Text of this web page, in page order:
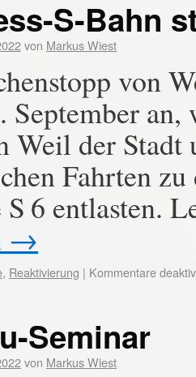
S-Bahn
von Markus Wiest
von
September
Weil der
Fahrten
S 6 entlasten.
→
, Reaktivierung | Kommentare
Seminar
von Markus Wiest